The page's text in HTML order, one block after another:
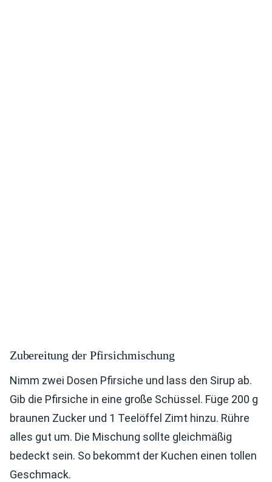
Zubereitung der Pfirsichmischung
Nimm zwei Dosen Pfirsiche und lass den Sirup ab.
Gib die Pfirsiche in eine große Schüssel. Füge 200 g
braunen Zucker und 1 Teelöffel Zimt hinzu. Rühre
alles gut um. Die Mischung sollte gleichmäßig
bedeckt sein. So bekommt der Kuchen einen tollen
Geschmack.